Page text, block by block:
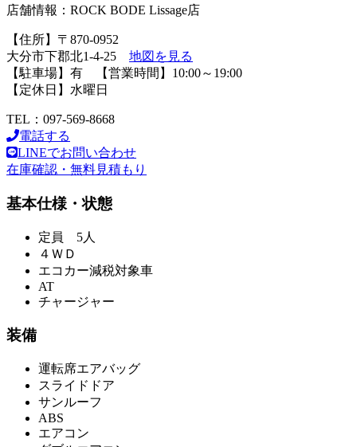
店舗情報：ROCK BODE Lissage店
【住所】〒870-0952
大分市下郡北1-4-25 地図を見る
【駐車場】有 【営業時間】10:00～19:00
【定休日】水曜日
TEL：097-569-8668
電話する
LINEでお問い合わせ
在庫確認・無料見積もり
基本仕様・状態
定員 5人
４ＷＤ
エコカー減税対象車
AT
チャージャー
装備
運転席エアバッグ
スライドドア
サンルーフ
ABS
エアコン